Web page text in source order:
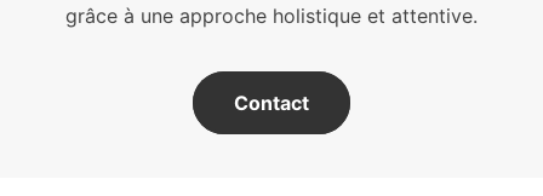
grâce à une approche holistique et attentive.
Contact